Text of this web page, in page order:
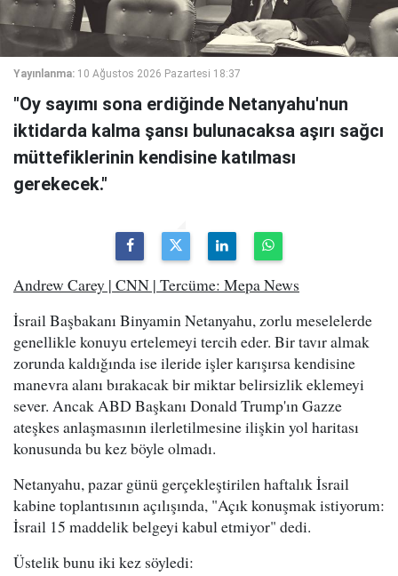
Yayınlanma: 10 Ağustos 2026 Pazartesi 18:37
"Oy sayımı sona erdiğinde Netanyahu'nun
iktidarda kalma şansı bulunacaksa aşırı sağcı
müttefiklerinin kendisine katılması
gerekecek."
Andrew Carey | CNN | Tercüme: Mepa News
İsrail Başbakanı Binyamin Netanyahu, zorlu meselelerde
genellikle konuyu ertelemeyi tercih eder. Bir tavır almak
zorunda kaldığında ise ileride işler karışırsa kendisine
manevra alanı bırakacak bir miktar belirsizlik eklemeyi
sever. Ancak ABD Başkanı Donald Trump'ın Gazze
ateşkes anlaşmasının ilerletilmesine ilişkin yol haritası
konusunda bu kez böyle olmadı.
Netanyahu, pazar günü gerçekleştirilen haftalık İsrail
kabine toplantısının açılışında, "Açık konuşmak istiyorum:
İsrail 15 maddelik belgeyi kabul etmiyor" dedi.
Üstelik bunu iki kez söyledi: